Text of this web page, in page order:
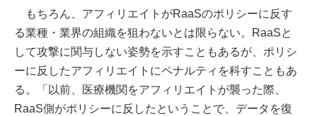
もちろん、アフィリエイトがRaaSのポリシーに反す
る業種・業界の組織を狙わないとは限らない。RaaSと
して攻撃に関与しない姿勢を示すこともあるが、ポリシ
ーに反したアフィリエイトにペナルティを科すこともあ
る。「以前、医療機関をアフィリエイトが襲った際、
RaaS側がポリシーに反したということで、データを復